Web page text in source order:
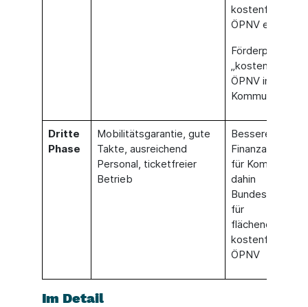
kostenfreien
ÖPNV erheben
„kostenfreier
ÖPNV in
Kommunen“
Dritte
Phase
Mobilitätsgarantie, gute
Takte, ausreichend
Personal, ticketfreier
Betrieb
Bessere
für Kommunen,
dahin
für
kostenfreien
ÖPNV
Im Detail